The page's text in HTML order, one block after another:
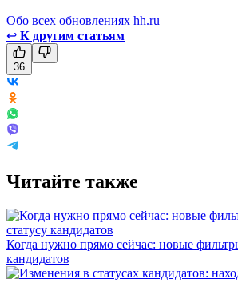
Обо всех обновлениях hh.ru
↩ К другим статьям
36
Читайте также
Когда нужно прямо сейчас: новые
кандидатов